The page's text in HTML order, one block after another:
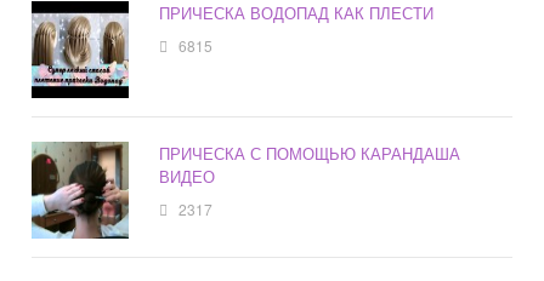
ПРИЧЕСКА ВОДОПАД КАК ПЛЕСТИ
6815
ПРИЧЕСКА С ПОМОЩЬЮ КАРАНДАША
ВИДЕО
2317